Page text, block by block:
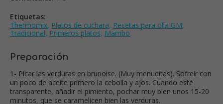
Etiquetas:
Thermomix, Platos de cuchara, Recetas para olla GM,
Tradicional, Primeros platos, Mambo
Preparación
1- Picar las verduras en brunoise. (Muy menuditas). Sofreír con
un poco de aceite primero la cebolla y ajos. Cuando esté
transparente, añadir el pimiento, pochar muy bien unos 15-20
minutos, que se caramelicen bien las verduras.